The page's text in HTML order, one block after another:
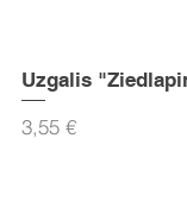
Uzgalis
Cena
3,55 €